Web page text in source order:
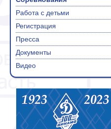
Работа с детьми
Регистрация
Пресса
Документы
Видео